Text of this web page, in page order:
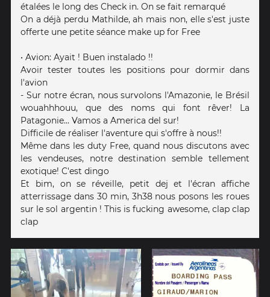
étalées le long des Check in. On se fait remarqué
On a déjà perdu Mathilde, ah mais non, elle s'est juste
offerte une petite séance make up for Free
• Avion: Ayait ! Buen instalado !!
Avoir tester toutes les positions pour dormir dans
l'avion
- Sur notre écran, nous survolons l'Amazonie, le Brésil
wouahhhouu, que des noms qui font rêver! La
Patagonie... Vamos a America del sur!
Difficile de réaliser l'aventure qui s'offre à nous!!
Même dans les duty Free, quand nous discutons avec
les vendeuses, notre destination semble tellement
exotique! C'est dingo
Et bim, on se réveille, petit dej et l'écran affiche
atterrissage dans 30 min, 3h38 nous posons les roues
sur le sol argentin ! This is fucking awesome, clap clap
clap